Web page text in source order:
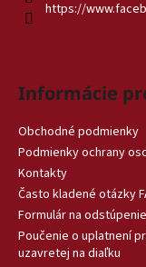
https://
Informácie
Obchodné podmienky
Podmienky ochrany
Kontakty
Často kladené otázky
Formulár na
Poučenie o uplatnení
uzavretej na diaľku